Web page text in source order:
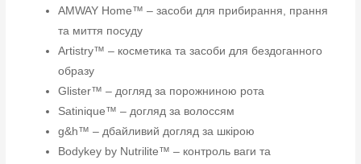
AMWAY Home™ – засоби для прибирання, прання
та миття посуду
Artistry™ – косметика та засоби для бездоганного
образу
Glister™ – догляд за порожниною рота
Satinique™ – догляд за волоссям
g&h™ – дбайливий догляд за шкірою
Bodykey by Nutrilite™ – контроль ваги та